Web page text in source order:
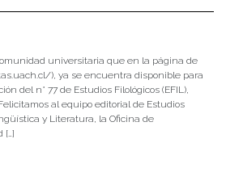
universitaria que en la página de
), ya se encuentra disponible para
del n° 77 de Estudios Filológicos (EFIL),
al equipo editorial de Estudios
y Literatura, la Oficina de
[…]